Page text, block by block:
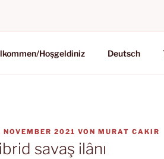
Hoşgeldiniz Deutsch
NOVEMBER 2021 VON MURAT CAKIR
savaş ilânı